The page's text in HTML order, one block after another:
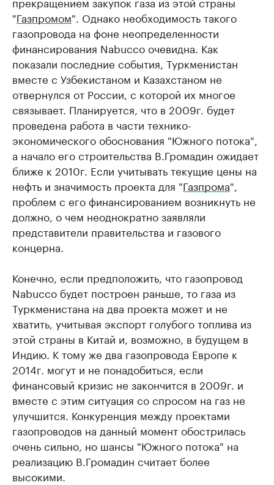
"Газпромом". Однако необходимость такого
газопровода на фоне неопределенности
финансирования Nabucco очевидна. Как
показали последние события, Туркменистан
вместе с Узбекистаном и Казахстаном не
отвернулся от России, с которой их многое
связывает. Планируется, что в 2009г. будет
проведена работа в части технико-
экономического обоснования "Южного потока",
а начало его строительства В.Громадин ожидает
ближе к 2010г. Если учитывать текущие цены на
нефть и значимость проекта для "Газпрома",
проблем с его финансированием возникнуть не
должно, о чем неоднократно заявляли
представители правительства и газового
концерна.
Конечно, если предположить, что газопровод
Nabucco будет построен раньше, то газа из
Туркменистана на два проекта может и не
хватить, учитывая экспорт голубого топлива из
этой страны в Китай и, возможно, в будущем в
Индию. К тому же два газопровода Европе к
2014г. могут и не понадобиться, если
финансовый кризис не закончится в 2009г. и
вместе с этим ситуация со спросом на газ не
улучшится. Конкуренция между проектами
газопроводов на данный момент обострилась
очень сильно, но шансы "Южного потока" на
реализацию В.Громадин считает более
высокими.